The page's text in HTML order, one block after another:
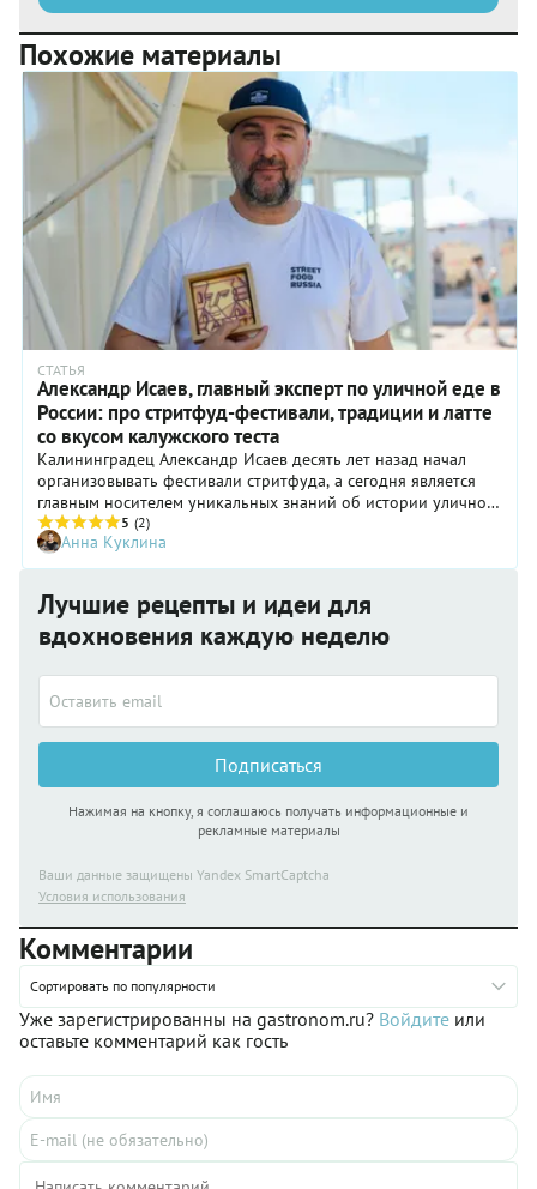
Похожие материалы
СТАТЬЯ
Александр Исаев, главный эксперт по уличной еде в
России: про стритфуд-фестивали, традиции и латте
со вкусом калужского теста
Калининградец Александр Исаев десять лет назад начал
организовывать фестивали стритфуда, а сегодня является
главным носителем уникальных знаний об истории уличной
еды в нашей стране. Существует ли русский стритфуд, кто
такие гастроэнтузиасты и как собрать всех фуди на одной
площадке?
5 (2)
Анна Куклина
Лучшие рецепты и идеи для
вдохновения каждую неделю
Подписаться
Нажимая на кнопку, я соглашаюсь получать информационные и
рекламные материалы
Ваши данные защищены Yandex SmartCaptcha
Условия использования
Комментарии
Сортировать по популярности
Уже зарегистрированны на gastronom.ru? Войдите или
оставьте комментарий как гость